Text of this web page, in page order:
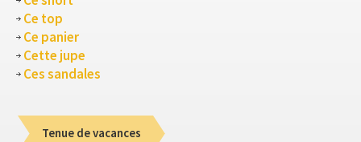
Ce top
Ce panier
Cette jupe
Ces sandales
Tenue de vacances